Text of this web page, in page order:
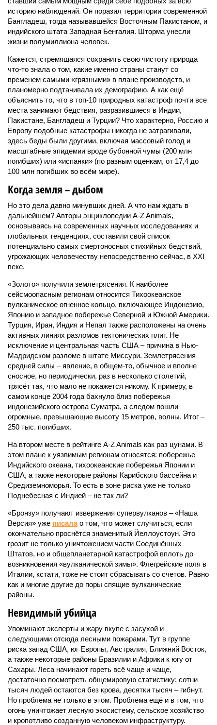
историю наблюдений. Он поразил территории современной
Бангладеш, тогда называвшейся Восточным Пакистаном, и
индийского штата Западная Бенгалия. Шторма унесли
жизни полумиллиона человек.
Кажется, стремящаяся сохранить свою чистоту природа
что-то знала о том, какие именно страны станут со
временем самыми «грязными» в плане производств, и
планомерно подтачивала их демографию. А как ещё
объяснить то, что в топ-10 природных катастроф почти все
места занимают бедствия, разразившиеся в Индии,
Пакистане, Бангладеш и Турции? Что характерно, Россию и
Европу подобные катастрофы никогда не затрагивали,
здесь беды были другими, включая массовый голод и
масштабные эпидемии вроде бубонной чумы (200 млн
погибших) или «испанки» (по разным оценкам, от 17,4 до
100 млн погибших во всём мире).
Когда земля – дыбом
Но это дела давно минувших дней. А что нам ждать в
дальнейшем? Авторы энциклопедии A-Z Animals,
основываясь на современных научных исследованиях и
глобальных тенденциях, составили свой список
потенциально самых смертоносных стихийных бедствий,
угрожающих человечеству непосредственно сейчас, в XXI
веке.
«Золото» получили землетрясения. К наиболее
сейсмоопасным регионам относится Тихоокеанское
вулканическое огненное кольцо, включающее Индонезию,
Японию и западное побережье Северной и Южной Америки.
Турция, Иран, Индия и Непал также расположены на очень
активных линиях разломов тектонических плит. Не
исключение и центральная часть США – причина в Нью-
Мадридском разломе в штате Миссури. Землетрясения
средней силы – явление, в общем-то, обычное и вполне
сносное, но периодически, раз в несколько столетий,
трясёт так, что мало не покажется никому. К примеру, в
самом конце 2004 года бахнуло близ побережья
индонезийского острова Суматра, а следом пошли
огромные, превышающие высоту 15 метров, волны. Итог –
250 тыс. погибших.
На втором месте в рейтинге A-Z Animals как раз цунами. В
этом плане к уязвимым регионам относятся: побережье
Индийского океана, тихо­океанские побережья Японии и
США, а также некоторые районы Карибского бассейна и
Средиземноморья. То есть в зоне риска уже не только
Поднебесная с Индией – не так ли?
«Бронзу» получают извержения супервулканов – «Наша
Версия» уже писалао том, что может случиться, если
окончательно проснётся знаменитый Йеллоустоун. Это
грозит не только уничтожением части Соединённых
Штатов, но и общепланетарной катастрофой вплоть до
возникновения «вулканической зимы». Флегрейские поля в
Италии, кстати, тоже не стоит сбрасывать со счетов. Равно
как и многие другие до поры спящие вулканические
районы.
Невидимый убийца
Упоминают эксперты и жару вкупе с засухой и
следующими отсюда лесными пожарами. Тут в группе
риска запад США, юг Европы, Австралия, Ближний Восток,
а также некоторые районы Бразилии и Африки к югу от
Сахары. Леса начинают гореть всё чаще и чаще,
достаточно посмотреть общемировую статистику; сотни
тысяч людей остаются без крова, десятки тысяч – гибнут.
Но проблема не только в этом. Проблема ещё и в том, что
огонь уничтожает лесную экосистему, сельское хозяйство
и кропотливо созданную человеком инфраструктуру.